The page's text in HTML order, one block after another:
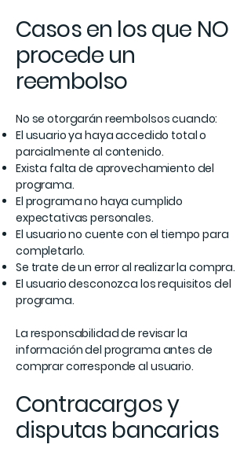
Casos en los que NO
procede un
reembolso
No se otorgarán reembolsos cuando:
El usuario ya haya accedido total o
parcialmente al contenido.
Exista falta de aprovechamiento del
programa.
El programa no haya cumplido
expectativas personales.
El usuario no cuente con el tiempo para
completarlo.
Se trate de un error al realizar la compra.
El usuario desconozca los requisitos del
programa.
La responsabilidad de revisar la
información del programa antes de
comprar corresponde al usuario.
Contracargos y
disputas bancarias